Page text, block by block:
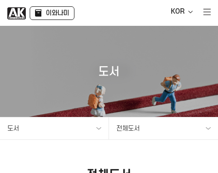
이와나미 KOR
도서
도서 전체도서